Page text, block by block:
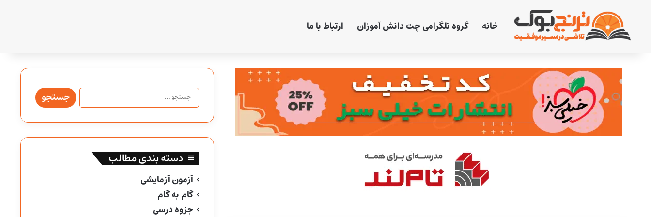
خانه گروه تلگرامی چت دانش آموزان ارتباط با ما
جستجو
برای:
دسته بندی مطالب
آزمون آزمایشی
گام به گام
جزوه درسی